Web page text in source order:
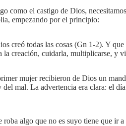
como el castigo de Dios,
empezando por el principio:
creó todas las cosas (Gn 1-2). Y que
la creación, cuidarla, multiplicarse, y
mujer recibieron de Dios un
mal. La advertencia era clara: el
algo que no es suyo tiene que ir